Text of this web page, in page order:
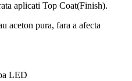
aplicati Top Coat(Finish).
aceton pura, fara a afecta
LED